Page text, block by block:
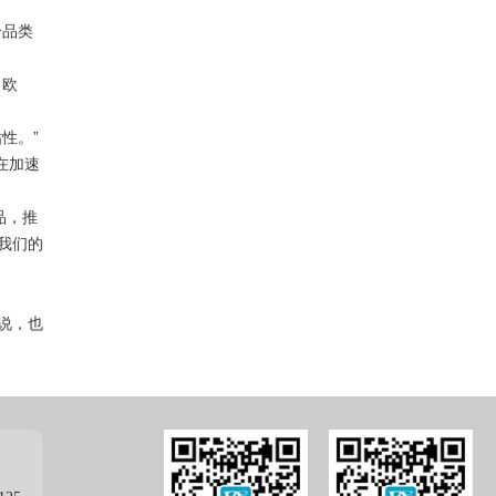
类
。”
加速
，推
们的
，也